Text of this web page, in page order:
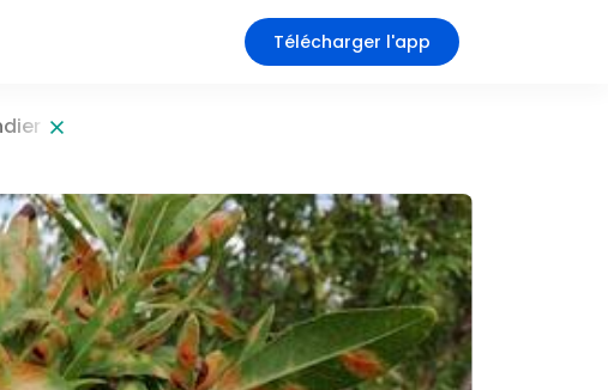
Télécharger l'app